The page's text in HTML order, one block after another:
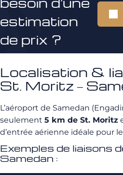
estimation
de prix ?
Localisation &
St. Moritz –
L’aéroport de Samedan
seulement 5 km de St. Moritz
d’entrée aérienne idéale pour
Exemples de liaisons
Samedan :